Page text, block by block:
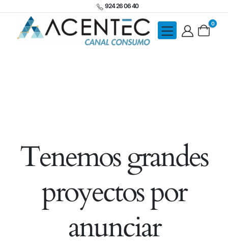
924 26 06 40
0
Tenemos grandes
proyectos por
anunciar